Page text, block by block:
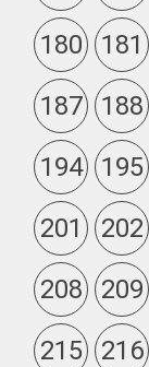
180
181
187
188
194
195
201
202
208
209
215
216